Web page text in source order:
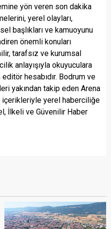
yön veren son dakika
yerel olayları,
başlıkları ve kamuoyunu
önemli konuları
tarafsız ve kurumsal
anlayışıyla okuyuculara
editör hesabıdır. Bodrum ve
yakından takip eden Arena
içerikleriyle yerel haberciliğe
İlkeli ve Güvenilir Haber